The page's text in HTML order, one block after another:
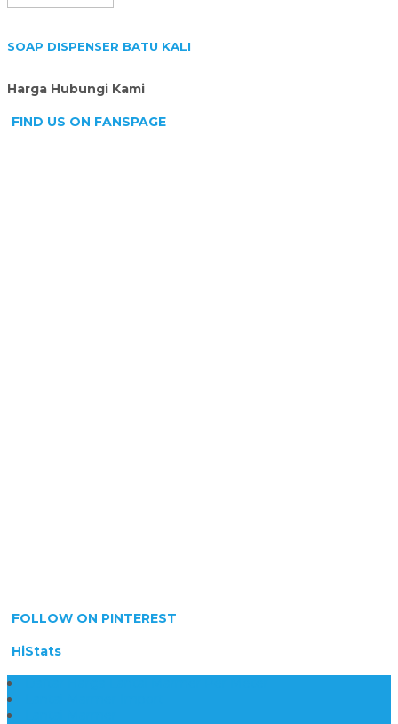
SOAP DISPENSER BATU KALI
Harga Hubungi Kami
FIND US ON FANSPAGE
FOLLOW ON PINTEREST
HiStats